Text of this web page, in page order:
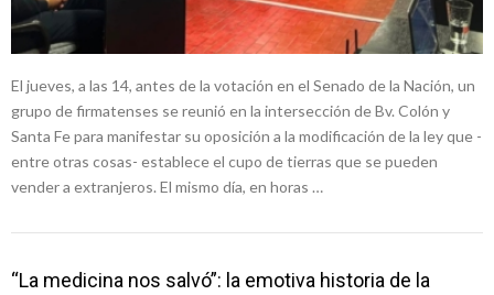
El jueves, a las 14, antes de la votación en el Senado de la Nación, un
grupo de firmatenses se reunió en la intersección de Bv. Colón y
Santa Fe para manifestar su oposición a la modificación de la ley que -
entre otras cosas- establece el cupo de tierras que se pueden
vender a extranjeros. El mismo día, en horas …
“La medicina nos salvó”: la emotiva historia de la